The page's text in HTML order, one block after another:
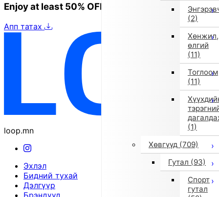
(2)
Хөнжил,
өлгий
(11)
Тоглоом
(11)
(1)
Хөвгүүд (709)
Гутал (93)
Спорт
гутал
Enjoy at least 50% OFF Tokyo fashion
Апп татах
loop.mn
Эхлэл
Бидний тухай
Дэлгүүр
Брэндүүд